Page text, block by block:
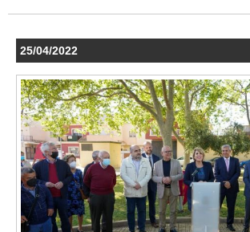
25/04/2022